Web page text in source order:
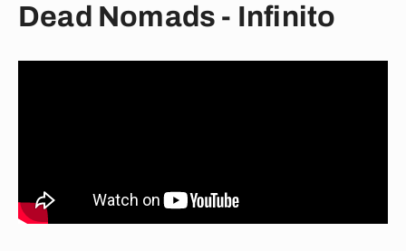
Dead Nomads - Infinito